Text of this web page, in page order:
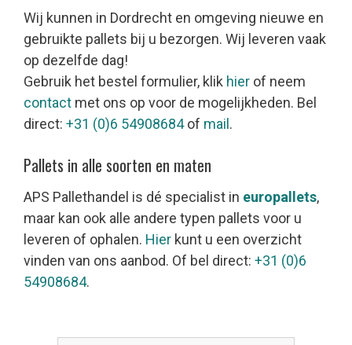
Wij kunnen in Dordrecht en omgeving nieuwe en
gebruikte pallets bij u bezorgen. Wij leveren vaak
op dezelfde dag!
Gebruik het bestel formulier, klik hier of neem
contact met ons op voor de mogelijkheden. Bel
direct: +31 (0)6 54908684of mail.
Pallets in alle soorten en maten
APS Pallethandel is dé specialist in europallets,
maar kan ook alle andere typen pallets voor u
leveren of ophalen. Hier kunt u een overzicht
vinden van ons aanbod. Of bel direct: +31 (0)6
54908684.